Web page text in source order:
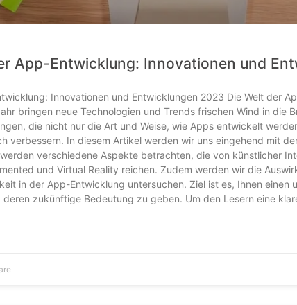
App-Entwicklung: Innovationen und
Innovationen und Entwicklungen 2023 Die Welt der
bringen neue Technologien und Trends frischen Wind in die
die nicht nur die Art und Weise, wie Apps entwickelt
verbessern. In diesem Artikel werden wir uns eingehend mit
verschiedene Aspekte betrachten, die von künstlicher
und Virtual Reality reichen. Zudem werden wir die
in der App-Entwicklung untersuchen. Ziel ist es, Ihnen einen
zukünftige Bedeutung zu geben. Um den Lesern eine